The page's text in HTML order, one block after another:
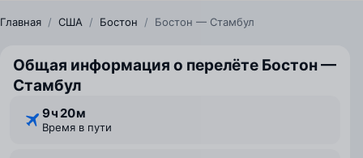
Главная / США / Бостон / Бостон — Стамбул
Общая информация о перелёте Бостон —
Стамбул
9 ⁠ч 20 ⁠м
Время в пути